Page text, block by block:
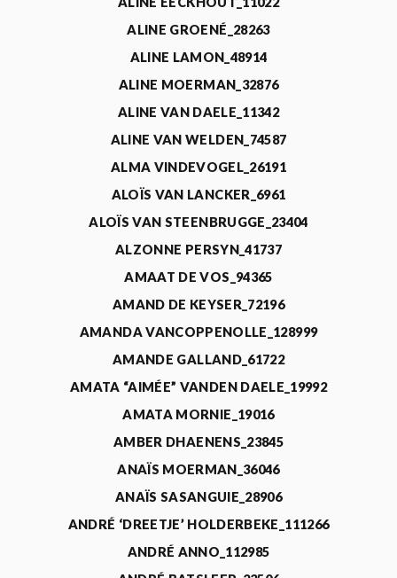
ALINE GROENÉ_28263
ALINE LAMON_48914
ALINE MOERMAN_32876
ALINE VAN DAELE_11342
ALINE VAN WELDEN_74587
ALMA VINDEVOGEL_26191
ALOÏS VAN LANCKER_6961
ALOÏS VAN STEENBRUGGE_23404
ALZONNE PERSYN_41737
AMAAT DE VOS_94365
AMAND DE KEYSER_72196
AMANDA VANCOPPENOLLE_128999
AMANDE GALLAND_61722
AMATA “AIMÉE” VANDEN DAELE_19992
AMATA MORNIE_19016
AMBER DHAENENS_23845
ANAÏS MOERMAN_36046
ANAÏS SASANGUIE_28906
ANDRÉ ‘DREETJE’ HOLDERBEKE_111266
ANDRÉ ANNO_112985